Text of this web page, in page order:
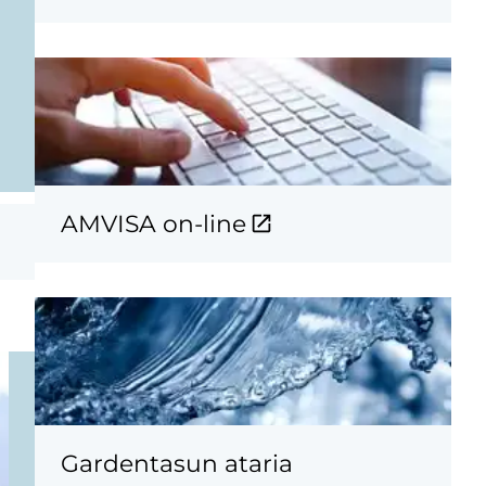
AMVISA on-line
Gardentasun ataria